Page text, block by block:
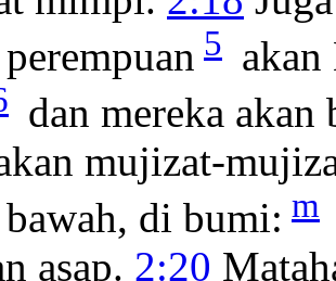
5
dan mereka akan
mujizat-
di bumi: m
asap. 2:20